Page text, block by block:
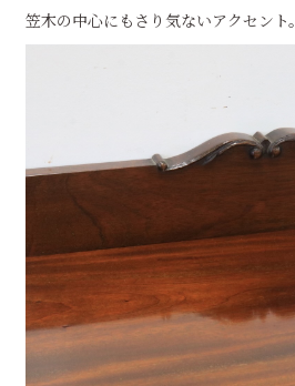
笠木の中心にもさり気ないアクセント。